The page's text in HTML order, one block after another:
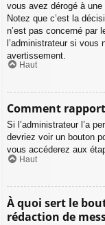
vous avez dérogé à
Notez que c’est la
n’est pas concerné par
l’administrateur si
avertissement.
Haut
Comment
Si l’administrateur l’a
devriez voir un bouton
vous accéderez aux
Haut
À quoi sert le
rédaction de